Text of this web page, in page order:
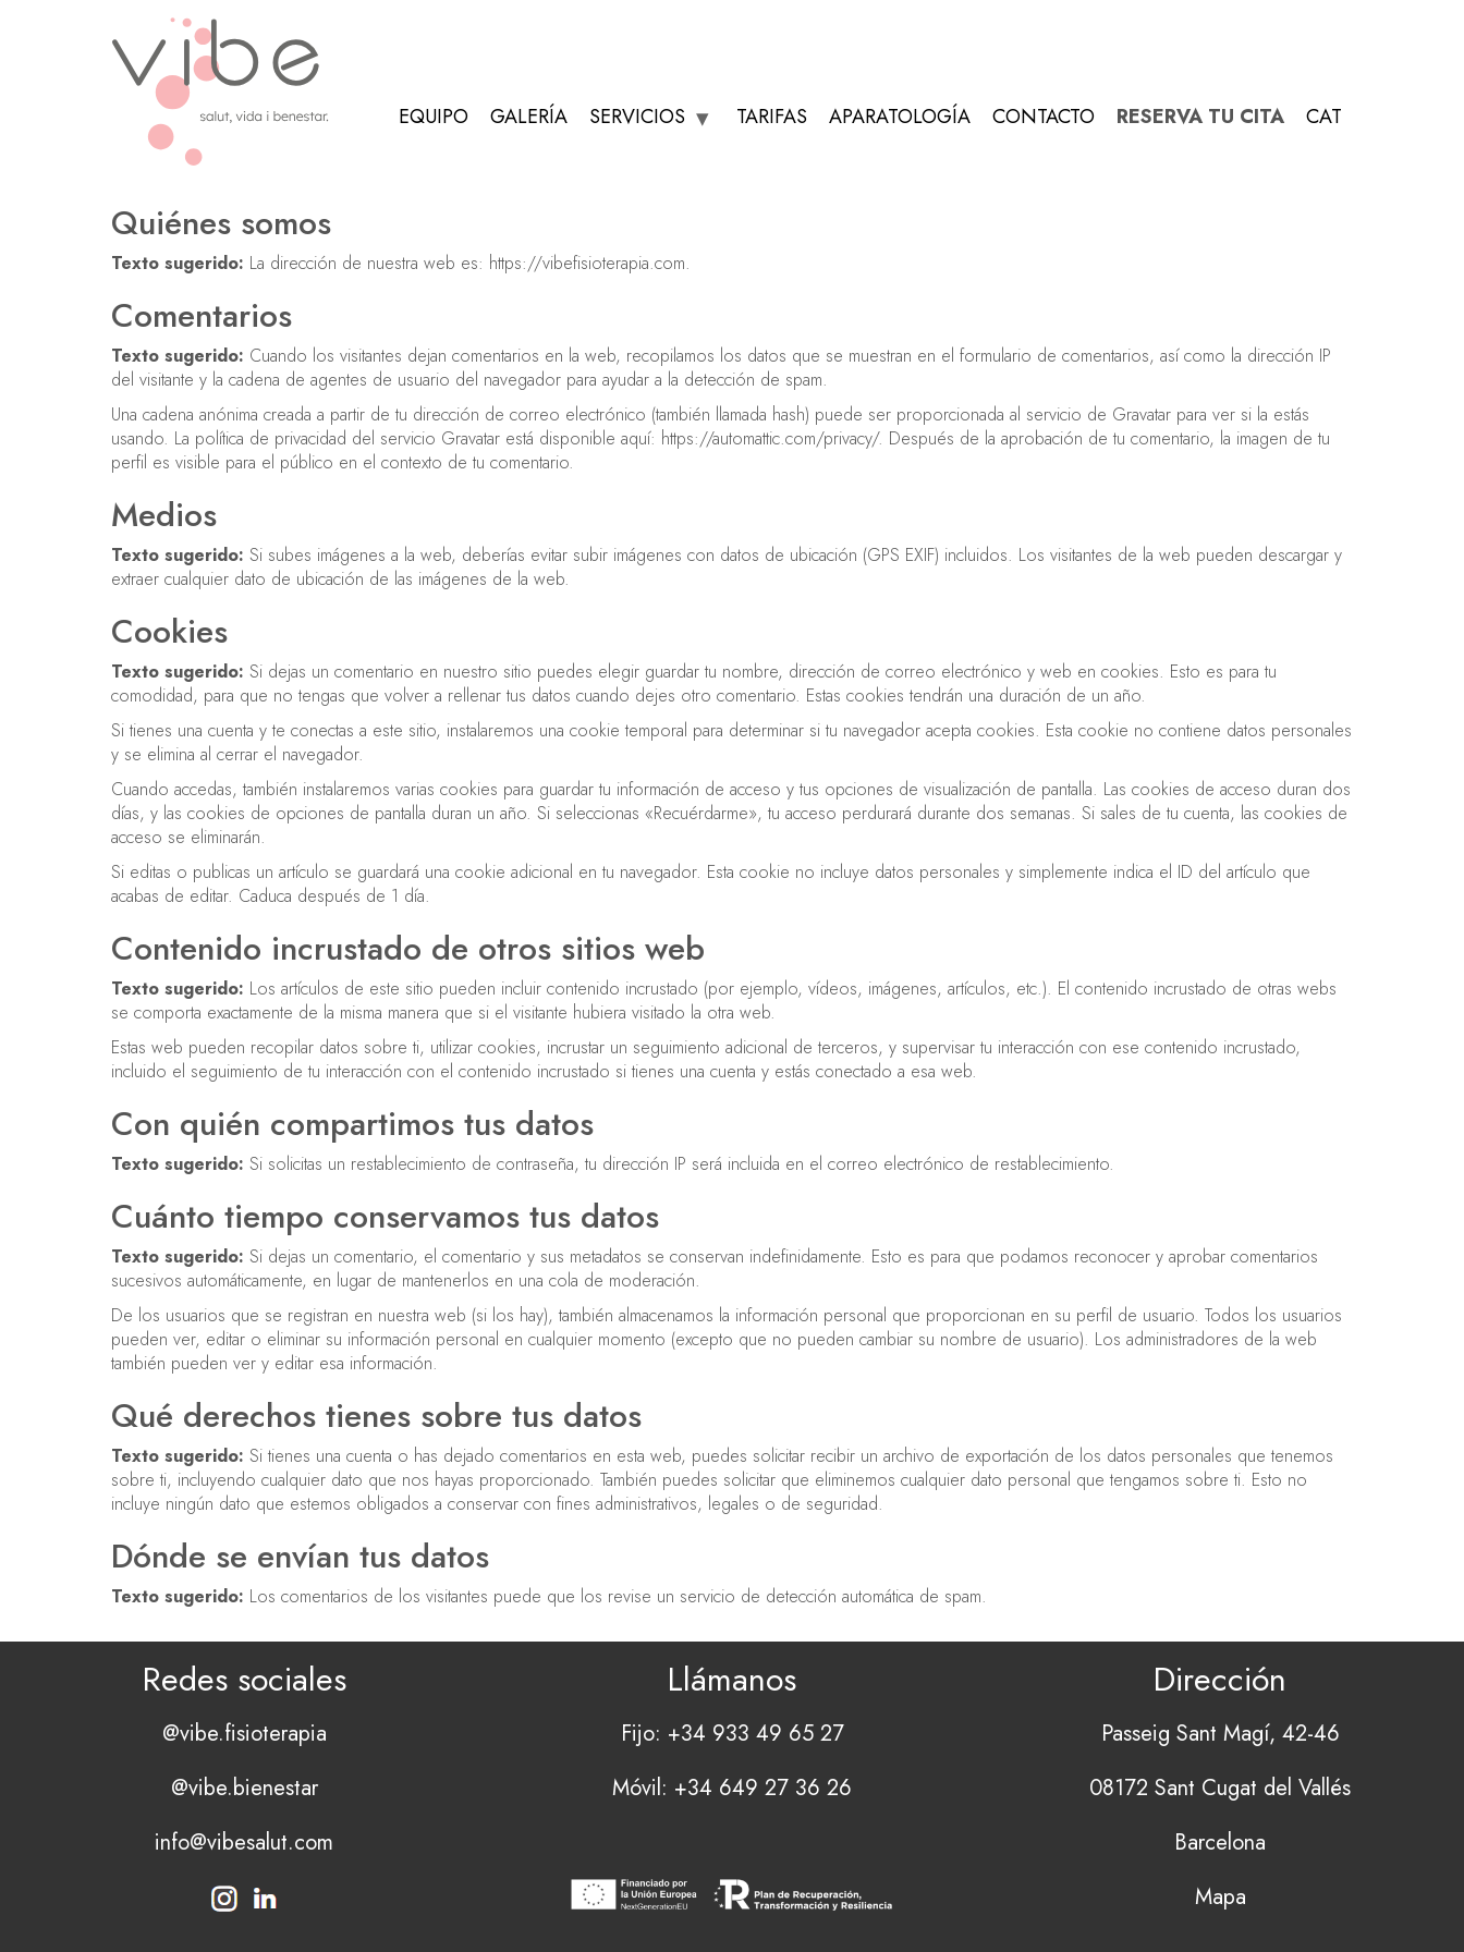
EQUIPO GALERÍA SERVICIOS TARIFAS APARATOLOGÍA CONTACTO RESERVA TU CITA CAT
Quiénes somos
Texto sugerido: La dirección de nuestra web es: https://vibefisioterapia.com.
Comentarios
Texto sugerido: Cuando los visitantes dejan comentarios en la web, recopilamos los datos que se muestran en el formulario de comentarios, así como la dirección IP
del visitante y la cadena de agentes de usuario del navegador para ayudar a la detección de spam.
Una cadena anónima creada a partir de tu dirección de correo electrónico (también llamada hash) puede ser proporcionada al servicio de Gravatar para ver si la estás
usando. La política de privacidad del servicio Gravatar está disponible aquí: https://automattic.com/privacy/. Después de la aprobación de tu comentario, la imagen de tu
perfil es visible para el público en el contexto de tu comentario.
Medios
Texto sugerido: Si subes imágenes a la web, deberías evitar subir imágenes con datos de ubicación (GPS EXIF) incluidos. Los visitantes de la web pueden descargar y
extraer cualquier dato de ubicación de las imágenes de la web.
Cookies
Texto sugerido: Si dejas un comentario en nuestro sitio puedes elegir guardar tu nombre, dirección de correo electrónico y web en cookies. Esto es para tu
comodidad, para que no tengas que volver a rellenar tus datos cuando dejes otro comentario. Estas cookies tendrán una duración de un año.
Si tienes una cuenta y te conectas a este sitio, instalaremos una cookie temporal para determinar si tu navegador acepta cookies. Esta cookie no contiene datos personales
y se elimina al cerrar el navegador.
Cuando accedas, también instalaremos varias cookies para guardar tu información de acceso y tus opciones de visualización de pantalla. Las cookies de acceso duran dos
días, y las cookies de opciones de pantalla duran un año. Si seleccionas «Recuérdarme», tu acceso perdurará durante dos semanas. Si sales de tu cuenta, las cookies de
acceso se eliminarán.
Si editas o publicas un artículo se guardará una cookie adicional en tu navegador. Esta cookie no incluye datos personales y simplemente indica el ID del artículo que
acabas de editar. Caduca después de 1 día.
Contenido incrustado de otros sitios web
Texto sugerido: Los artículos de este sitio pueden incluir contenido incrustado (por ejemplo, vídeos, imágenes, artículos, etc.). El contenido incrustado de otras webs
se comporta exactamente de la misma manera que si el visitante hubiera visitado la otra web.
Estas web pueden recopilar datos sobre ti, utilizar cookies, incrustar un seguimiento adicional de terceros, y supervisar tu interacción con ese contenido incrustado,
incluido el seguimiento de tu interacción con el contenido incrustado si tienes una cuenta y estás conectado a esa web.
Con quién compartimos tus datos
Texto sugerido: Si solicitas un restablecimiento de contraseña, tu dirección IP será incluida en el correo electrónico de restablecimiento.
Cuánto tiempo conservamos tus datos
Texto sugerido: Si dejas un comentario, el comentario y sus metadatos se conservan indefinidamente. Esto es para que podamos reconocer y aprobar comentarios
sucesivos automáticamente, en lugar de mantenerlos en una cola de moderación.
De los usuarios que se registran en nuestra web (si los hay), también almacenamos la información personal que proporcionan en su perfil de usuario. Todos los usuarios
pueden ver, editar o eliminar su información personal en cualquier momento (excepto que no pueden cambiar su nombre de usuario). Los administradores de la web
también pueden ver y editar esa información.
Qué derechos tienes sobre tus datos
Texto sugerido: Si tienes una cuenta o has dejado comentarios en esta web, puedes solicitar recibir un archivo de exportación de los datos personales que tenemos
sobre ti, incluyendo cualquier dato que nos hayas proporcionado. También puedes solicitar que eliminemos cualquier dato personal que tengamos sobre ti. Esto no
incluye ningún dato que estemos obligados a conservar con fines administrativos, legales o de seguridad.
Dónde se envían tus datos
Texto sugerido: Los comentarios de los visitantes puede que los revise un servicio de detección automática de spam.
Redes sociales
@vibe.fisioterapia
@vibe.bienestar
info@vibesalut.com
Llámanos
Fijo: +34 933 49 65 27
Móvil: +34 649 27 36 26
Dirección
Passeig Sant Magí, 42-46
08172 Sant Cugat del Vallés
Barcelona
Mapa